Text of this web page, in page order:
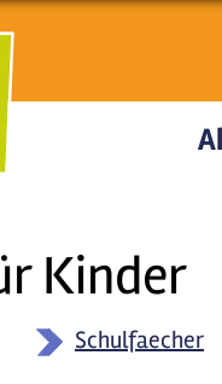
Kinder
Schulfaecher